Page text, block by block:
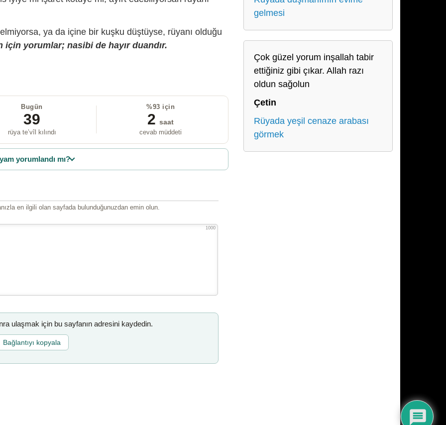
ya da içine bir kuşku düştüyse, rüyanı olduğu
yorumlar; nasibi de hayır duandır.
Bugün
39
rüya te’vîl kılındı
%93 için
2 saat
cevab müddeti
yorumlandı mı?
en ilgili olan sayfada bulunduğunuzdan emin olun.
1000
ulaşmak için bu sayfanın adresini kaydedin.
Bağlantıyı kopyala
gelmesi
Çok güzel yorum inşallah tabir
ettiğiniz gibi çıkar. Allah razı
oldun sağolun
Çetin
Rüyada yeşil cenaze arabası
görmek